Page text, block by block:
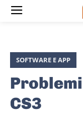
SOFTWARE E APP
CS3